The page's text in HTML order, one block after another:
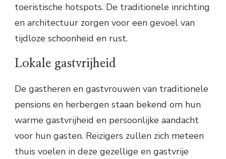
toeristische hotspots. De traditionele inrichting
en architectuur zorgen voor een gevoel van
tijdloze schoonheid en rust.
Lokale gastvrijheid
De gastheren en gastvrouwen van traditionele
pensions en herbergen staan bekend om hun
warme gastvrijheid en persoonlijke aandacht
voor hun gasten. Reizigers zullen zich meteen
thuis voelen in deze gezellige en gastvrije